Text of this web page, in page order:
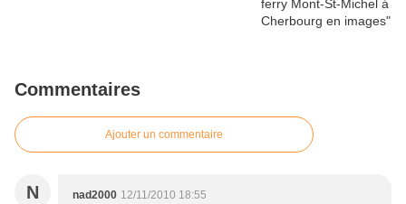
Commentaires
Ajouter un commentaire
N nad2000 12/11/2010 18:55